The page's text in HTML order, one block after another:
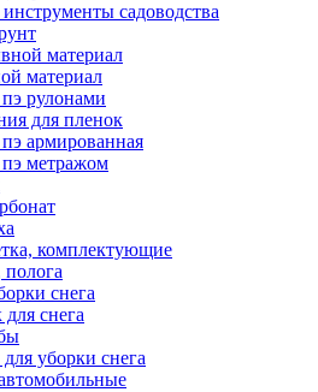
садоводства
материал
материал
рулонами
для пленок
армированная
метражом
комплектующие
полога
снега
снега
уборки снега